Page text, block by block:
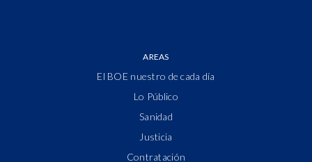
AREAS
El BOE nuestro de cada día
Lo Público
Sanidad
Justicia
Contratación